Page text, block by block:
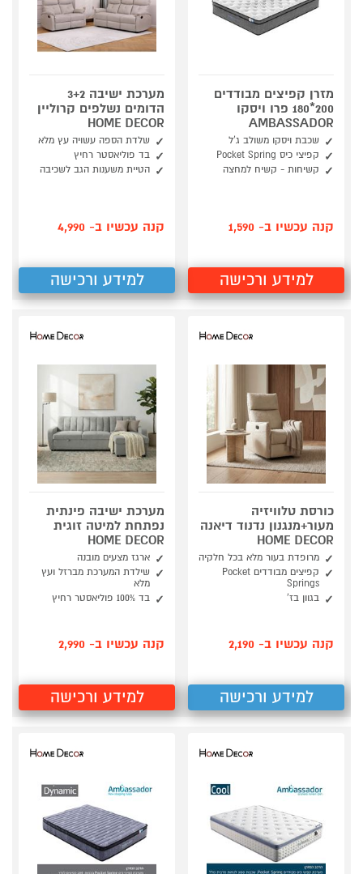
מזרן קפיצים מבודדים
200*180 פרו ויסקו
AMBASSADOR
שכבת ויסקו משולב ג'ל
קפיצי כיס Pocket Spring
קשיחות - קשיח למחצה
קנה עכשיו ב- 1,590
למידע ורכישה
מערכת ישיבה 3+2
הדומים נשלפים קרוליין
HOME DECOR
שלדת הספה עשויה עץ מלא
בד פוליאסטר רחיץ
הטיית משענות הגב לשכיבה
קנה עכשיו ב- 4,990
למידע ורכישה
כורסת טלוויזיה
מעור+מנגנון נדנוד דיאנה
HOME DECOR
מרופדת בעור מלא בכל חלקיה
קפיצים מבודדים Pocket
Springs
בגוון בז'
קנה עכשיו ב- 2,190
למידע ורכישה
מערכת ישיבה פינתית
נפתחת למיטה זוגית
HOME DECOR
ארגז מצעים מובנה
שילדת המערכת מברזל ועץ
מלא
בד 100% פוליאסטר רחיץ
קנה עכשיו ב- 2,990
למידע ורכישה